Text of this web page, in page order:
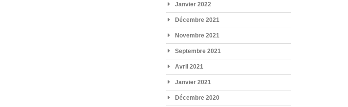
Janvier 2022
Décembre 2021
Novembre 2021
Septembre 2021
Avril 2021
Janvier 2021
Décembre 2020